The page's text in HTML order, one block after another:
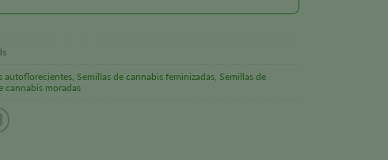
autoflorecientes, Semillas de cannabis feminizadas, Semillas de
cannabis moradas